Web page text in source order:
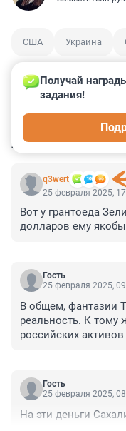
США Украина
КОММЕНТАРИИ
q3wert
Получай
задания!
25 февраля 2025,
Вот у грантоеда
долларов ему
Гость
25 февраля 2025,
В общем, фантазии
реальность. К тому
российских
Гость
25 февраля 2025,
На эти деньги